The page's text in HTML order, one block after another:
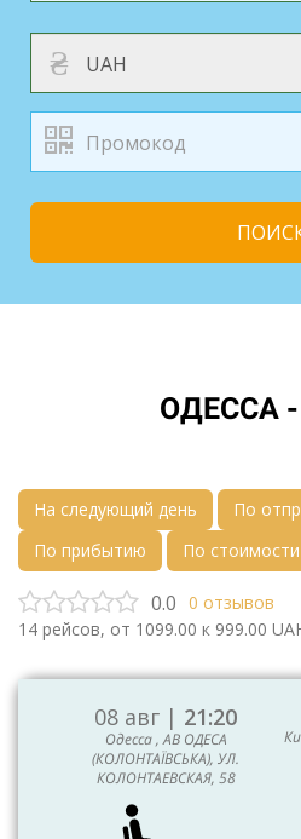
₴
ОДЕССА
На следующий день
По
По прибытию
По стоимости
0.0 0 отзывов
14 рейсов, от 1099.00 к 999.00
08 авг | 21:20
Одесса , АВ ОДЕСА
(КОЛОНТАЇВСЬКА), УЛ.
КОЛОНТАЕВСКАЯ, 58